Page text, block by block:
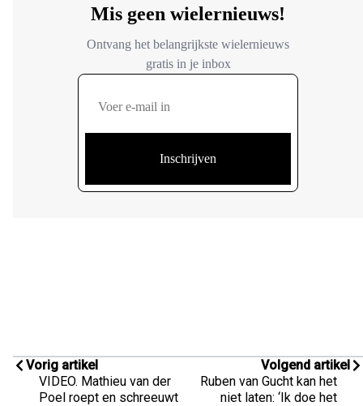
Vorig artikel
VIDEO. Mathieu van der
Poel roept en schreeuwt
Volgend artikel
Ruben van Gucht kan het
niet laten: ‘Ik doe het